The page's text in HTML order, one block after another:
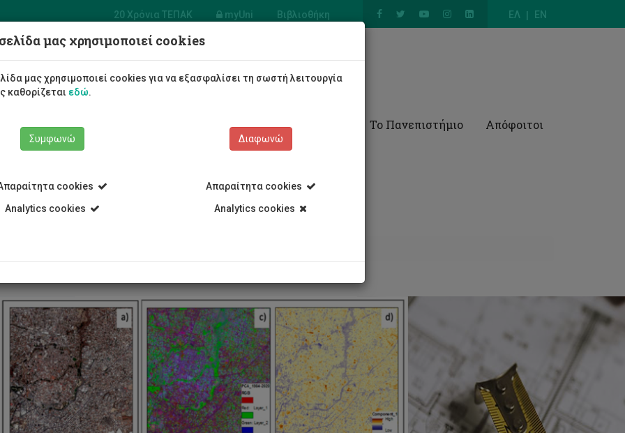
ΕΛ EN
20 Χρόνια ΤΕΠΑΚ myUni Βιβλιοθήκη
Πολιτικών
και Μηχανικών
Σπουδές Το Πανεπιστήμιο Απόφοιτοι
μας χρησιμοποιεί cookies
μας χρησιμοποιεί cookies για να εξασφαλίσει τη σωστή λειτουργία
καθορίζεται εδώ.
Συμφωνώ
cookies
Analytics cookies
Διαφωνώ
Απαραίτητα cookies
Analytics cookies